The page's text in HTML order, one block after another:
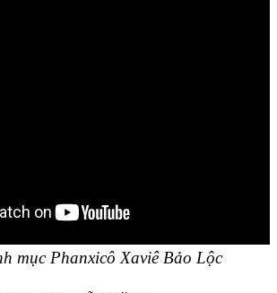
mục Phanxicô Xaviê Bảo Lộc